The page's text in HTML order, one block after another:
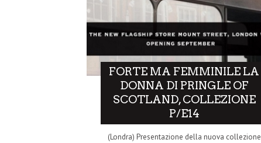
FORTE MA FEMMINILE LA
DONNA DI PRINGLE OF
SCOTLAND, COLLEZIONE
P/E14
(Londra) Presentazione della nuova collezione